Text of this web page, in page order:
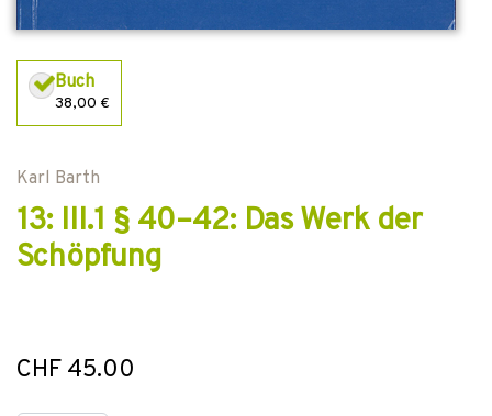
Buch
38,00 €
Karl Barth
13: III.1 § 40–42: Das Werk der
Schöpfung
CHF 45.00